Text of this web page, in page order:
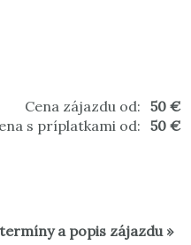
Cena zájazdu od: 50 €
s príplatkami od: 50 €
a popis zájazdu »